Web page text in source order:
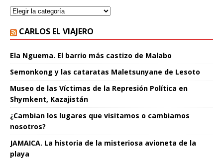
CARLOS EL VIAJERO
Ela Nguema. El barrio más castizo de Malabo
Semonkong y las cataratas Maletsunyane de Lesoto
Museo de las Víctimas de la Represión Política en
Shymkent, Kazajistán
¿Cambian los lugares que visitamos o cambiamos
nosotros?
JAMAICA. La historia de la misteriosa avioneta de la
playa